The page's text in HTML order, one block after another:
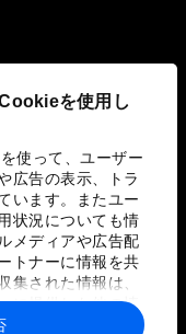
を使用し
使って、ユーザー
広告の表示、トラ
います。またユー
状況についても情
メディアや広告配
トナーに情報を共
集された情報は、
に提供した他の情
ビスを使用した際